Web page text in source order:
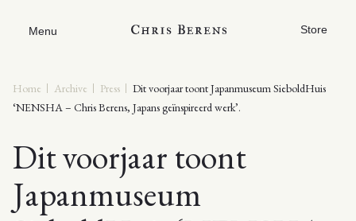
Menu Store
Home Archive Press
Dit voorjaar toont Japanmuseum SieboldHuis
‘NENSHA – Chris Berens, Japans geïnspireerd werk’.
Dit voorjaar toont
Japanmuseum